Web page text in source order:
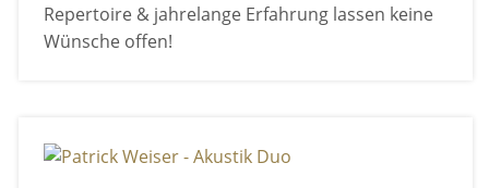
Repertoire & jahrelange Erfahrung lassen keine
Wünsche offen!